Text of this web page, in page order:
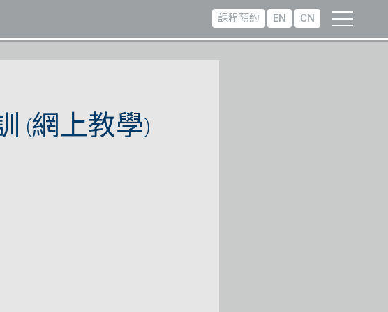
課程預約 EN CN
(網上教學)